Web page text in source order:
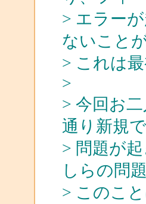
> エラー
ないこと
> これは
>
> 今回お
通り新規
> 問題が
しらの問
> このこ